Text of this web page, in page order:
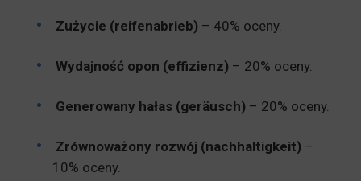
Zużycie (reifenabrieb) – 40% oceny.
Wydajność opon (effizienz) – 20% oceny.
Generowany hałas (geräusch) – 20% oceny.
Zrównoważony rozwój (nachhaltigkeit) –
10% oceny.